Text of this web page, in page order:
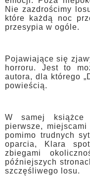
Nie zazdrościmy
które każdą noc
przesypia w ogóle.
Pojawiające się
horroru. Jest to
autora, dla którego
powieścią.
W samej książce
pierwsze,
pomimo trudnych
oparcia, Klara
zbiegami
późniejszych
szczęśliwego losu.